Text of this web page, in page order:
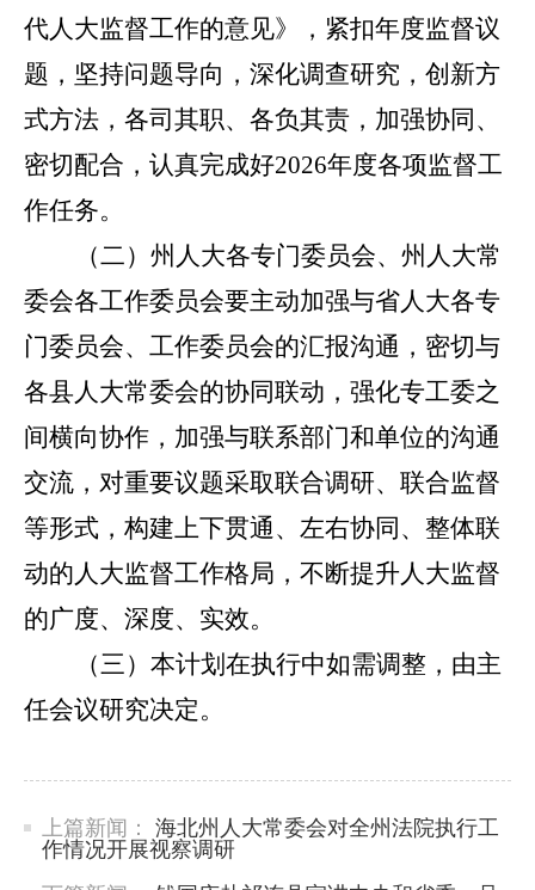
代人大监督工作的意见》，紧扣年度监督议
题，坚持问题导向，深化调查研究，创新方
式方法，各司其职、各负其责，加强协同、
密切配合， 认真完成好2026年度各项监督工
作任务。
（二）州人大各专门委员会、州人大常
委会各工作委员会要主动加强与省人大各专
门委员会、工作委员会的汇报沟通，密切与
各县人大常委会的协同联动，强化专工委之
间横向协作， 加强与联系部门和单位的沟通
交流， 对重要议题采取联合调研、联合监督
等形式，构建上下贯通、左右协同、整体联
动的人大监督工作格局，不断提升人大监督
的广度、深度、 实效。
（三） 本计划在执行中如需调整，由主
任会议研究决定。
上篇新闻：
海北州人大常委会对全州法院执行工
作情况开展视察调研